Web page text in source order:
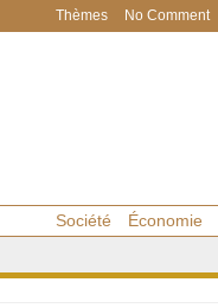
Thèmes No Comment
Société Économie